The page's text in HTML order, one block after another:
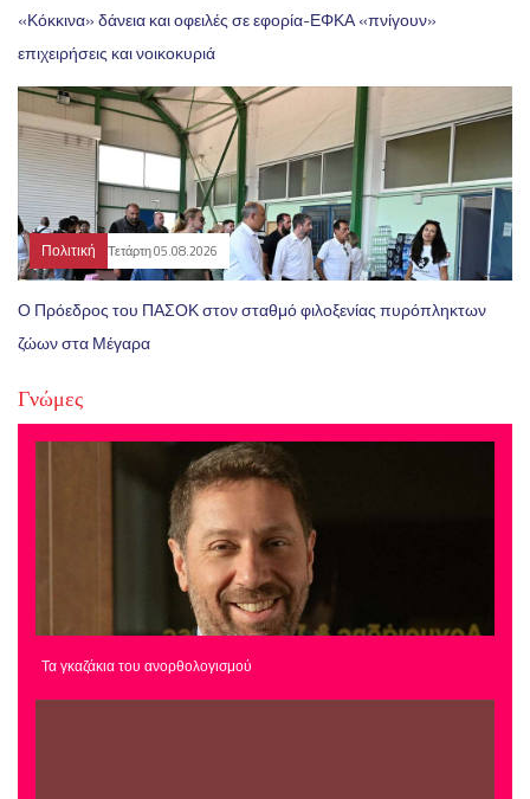
«Κόκκινα» δάνεια και οφειλές σε εφορία-ΕΦΚΑ «πνίγουν»
επιχειρήσεις και νοικοκυριά
Πολιτική Τετάρτη 05.08.2026
Ο Πρόεδρος του ΠΑΣΟΚ στον σταθμό φιλοξενίας πυρόπληκτων
ζώων στα Μέγαρα
Γνώμες
Τα γκαζάκια του ανορθολογισμού